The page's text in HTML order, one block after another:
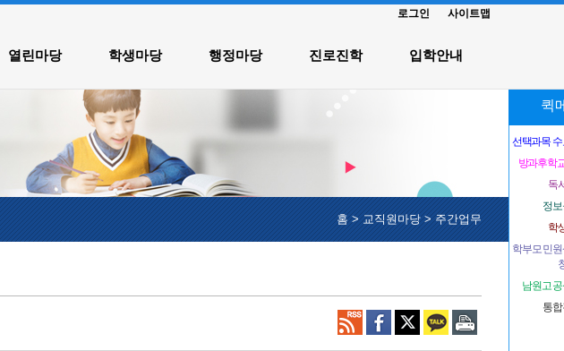
로그인 사이트맵
열린마당 학생마당 행정마당 진로진학 입학안내
퀵
선택과목
방과후학
독
정
학
학부모 민
남원고
통
홈>교직원마당>주간업무